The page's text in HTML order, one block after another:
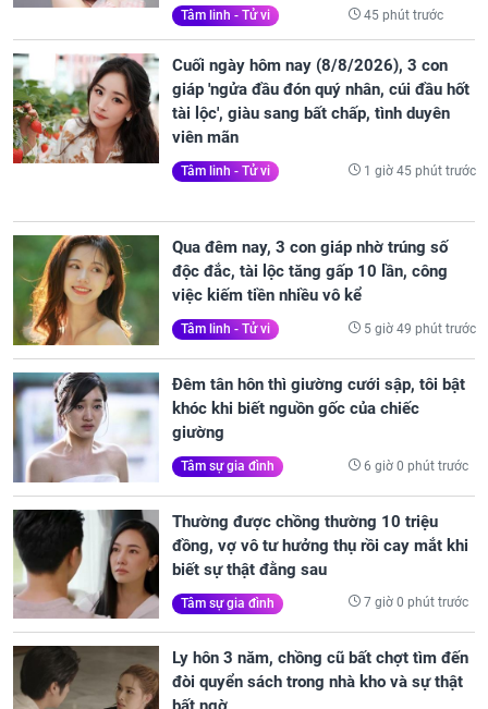
Tâm linh - Tử vi 45 phút trước
Cuối ngày hôm nay (8/8/2026), 3 con
giáp 'ngửa đầu đón quý nhân, cúi đầu hốt
tài lộc', giàu sang bất chấp, tình duyên
viên mãn
Tâm linh - Tử vi 1 giờ 45 phút trước
Qua đêm nay, 3 con giáp nhờ trúng số
độc đắc, tài lộc tăng gấp 10 lần, công
việc kiếm tiền nhiều vô kể
Tâm linh - Tử vi 5 giờ 49 phút trước
Đêm tân hôn thì giường cưới sập, tôi bật
khóc khi biết nguồn gốc của chiếc
giường
Tâm sự gia đình 6 giờ 0 phút trước
Thường được chồng thường 10 triệu
đồng, vợ vô tư hưởng thụ rồi cay mắt khi
biết sự thật đằng sau
Tâm sự gia đình 7 giờ 0 phút trước
Ly hôn 3 năm, chồng cũ bất chợt tìm đến
đòi quyển sách trong nhà kho và sự thật